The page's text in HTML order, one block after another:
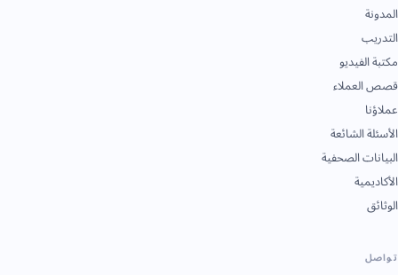
المدونة
التدريب
مكتبة الفيديو
قصص العملاء
عملاؤنا
الأسئلة الشائعة
البيانات الصحفية
الأكاديمية
الوثائق
تواصل